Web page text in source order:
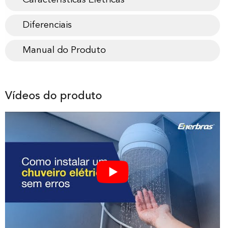
Diferenciais
Manual do Produto
Vídeos do produto